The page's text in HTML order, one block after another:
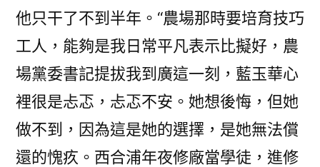
他只干了不到半年。“農場那時要培育技巧
工人，能夠是我日常平凡表示比擬好，農
場黨委書記提拔我到廣這一刻，藍玉華心
裡很是忐忑，忐忑不安。她想後悔，但她
做不到，因為這是她的選擇，是她無法償
還的愧疚。西合浦年夜修廠當學徒，進修